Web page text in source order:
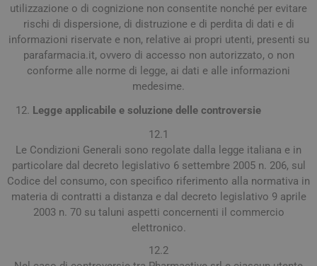
utilizzazione o di cognizione non consentite nonché per evitare
rischi di dispersione, di distruzione e di perdita di dati e di
informazioni riservate e non, relative ai propri utenti, presenti su
parafarmacia.it, ovvero di accesso non autorizzato, o non
conforme alle norme di legge, ai dati e alle informazioni
medesime.
Legge applicabile e soluzione delle controversie
12.1
Le Condizioni Generali sono regolate dalla legge italiana e in
particolare dal decreto legislativo 6 settembre 2005 n. 206, sul
Codice del consumo, con specifico riferimento alla normativa in
materia di contratti a distanza e dal decreto legislativo 9 aprile
2003 n. 70 su taluni aspetti concernenti il commercio
elettronico.
12.2